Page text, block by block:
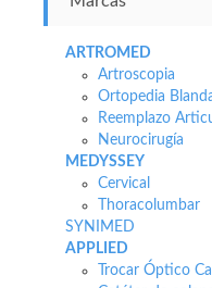
ARTROMED
Artroscopia
Ortopedia
Reemplazo
Neurocirugía
MEDYSSEY
Cervical
Thoracolumbar
SYNIMED
APPLIED
Trocar Óptico